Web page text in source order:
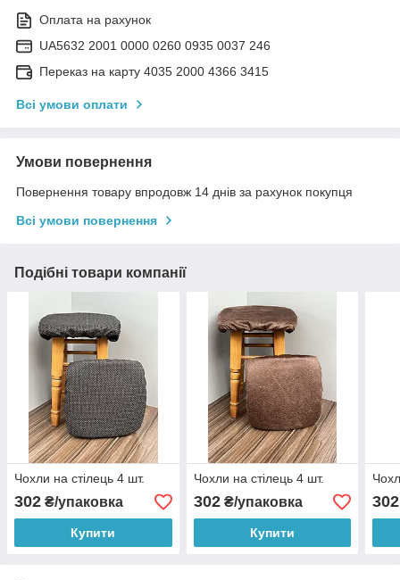
Оплата на рахунок
UA5632 2001 0000 0260 0935 0037 246
Переказ на карту 4035 2000 4366 3415
Всі умови оплати
Умови повернення
Повернення товару впродовж 14 днів за рахунок покупця
Всі умови повернення
Подібні товари компанії
Чохли на стілець 4 шт.
302 ₴/упаковка
Купити
Чохли на стілець 4 шт.
302₴/упаковка
Купити
302